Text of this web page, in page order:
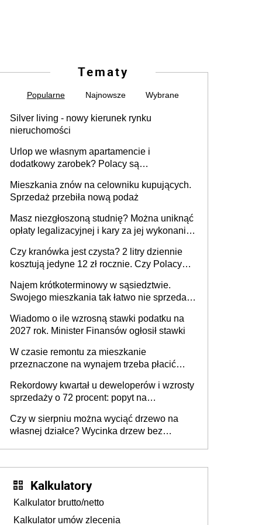
Tematy
Popularne Najnowsze Wybrane
Silver living - nowy kierunek rynku
nieruchomości
Urlop we własnym apartamencie i
dodatkowy zarobek? Polacy są
Mieszkania znów na celowniku kupujących.
Sprzedaż przebiła nową podaż
Masz niezgłoszoną studnię? Można uniknąć
opłaty legalizacyjnej i kary za jej wykonanie,
Czy kranówka jest czysta? 2 litry dziennie
kosztują jedyne 12 zł rocznie. Czy Polacy
Najem krótkoterminowy w sąsiedztwie.
Swojego mieszkania tak łatwo nie sprzedaż
Wiadomo o ile wzrosną stawki podatku na
2027 rok. Minister Finansów ogłosił stawki
W czasie remontu za mieszkanie
przeznaczone na wynajem trzeba płacić
realizuje w nim potrzeb mieszkaniowych
Rekordowy kwartał u deweloperów i wzrosty
sprzedaży o 72 procent: popyt na
Czy w sierpniu można wyciąć drzewo na
własnej działce? Wycinka drzew bez
Kalkulatory
Kalkulator brutto/netto
Kalkulator umów zlecenia